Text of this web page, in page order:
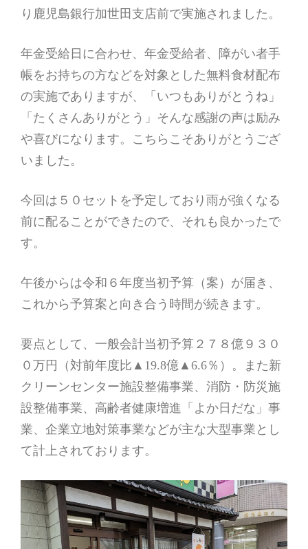
り鹿児島銀行加世田支店前で実施されました。
年金受給日に合わせ、年金受給者、障がい者手
帳をお持ちの方などを対象とした無料食材配布
の実施でありますが、「いつもありがとうね」
「たくさんありがとう」そんな感謝の声は励み
や喜びになります。こちらこそありがとうござ
いました。
今回は５０セットを予定しており雨が強くなる
前に配ることができたので、それも良かったで
す。
午後からは令和６年度当初予算（案）が届き、
これから予算案と向き合う時間が続きます。
要点として、一般会計当初予算２７８億９３０
０万円（対前年度比▲19.8億▲6.6％）。また新
クリーンセンター施設整備事業、消防・防災施
設整備事業、高齢者健康増進「よか日だな」事
業、企業立地対策事業などが主な大型事業とし
て計上されております。